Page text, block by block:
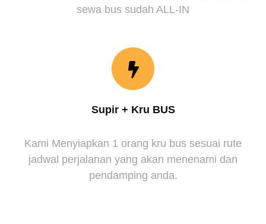
sewa bus sudah ALL-IN
Supir + Kru BUS
Kami Menyiapkan 1 orang kru bus sesuai rute
jadwal perjalanan yang akan menenami dan
pendamping anda.